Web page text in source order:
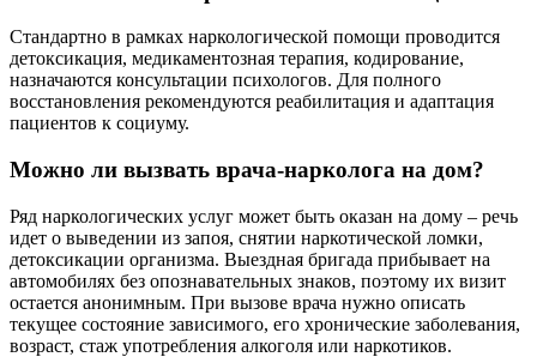
Стандартно в рамках наркологической помощи проводится
детоксикация, медикаментозная терапия, кодирование,
назначаются консультации психологов. Для полного
восстановления рекомендуются реабилитация и адаптация
пациентов к социуму.
Можно ли вызвать врача-нарколога на дом?
Ряд наркологических услуг может быть оказан на дому – речь
идет о выведении из запоя, снятии наркотической ломки,
детоксикации организма. Выездная бригада прибывает на
автомобилях без опознавательных знаков, поэтому их визит
остается анонимным. При вызове врача нужно описать
текущее состояние зависимого, его хронические заболевания,
возраст, стаж употребления алкоголя или наркотиков.